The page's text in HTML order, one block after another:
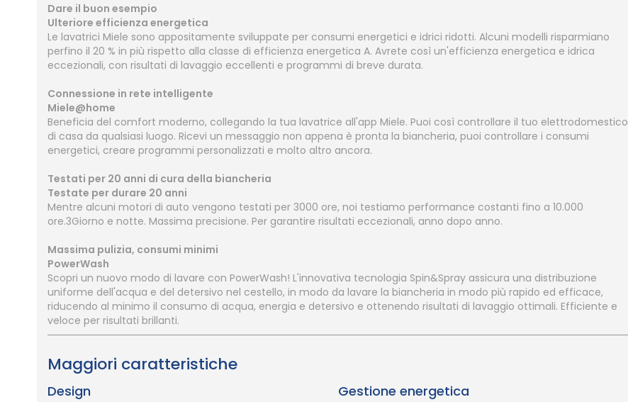
Dare il buon esempio
Ulteriore efficienza energetica
Le lavatrici Miele sono appositamente sviluppate per consumi energetici e idrici ridotti. Alcuni modelli risparmiano
perfino il 20 % in più rispetto alla classe di efficienza energetica A. Avrete così un'efficienza energetica e idrica
eccezionali, con risultati di lavaggio eccellenti e programmi di breve durata.
Connessione in rete intelligente
Miele@home
Beneficia del comfort moderno, collegando la tua lavatrice all'app Miele. Puoi così controllare il tuo elettrodomestico
di casa da qualsiasi luogo. Ricevi un messaggio non appena è pronta la biancheria, puoi controllare i consumi
energetici, creare programmi personalizzati e molto altro ancora.
Testati per 20 anni di cura della biancheria
Testate per durare 20 anni
Mentre alcuni motori di auto vengono testati per 3000 ore, noi testiamo performance costanti fino a 10.000
ore.3Giorno e notte. Massima precisione. Per garantire risultati eccezionali, anno dopo anno.
Massima pulizia, consumi minimi
PowerWash
Scopri un nuovo modo di lavare con PowerWash! L'innovativa tecnologia Spin&Spray assicura una distribuzione
uniforme dell'acqua e del detersivo nel cestello, in modo da lavare la biancheria in modo più rapido ed efficace,
riducendo al minimo il consumo di acqua, energia e detersivo e ottenendo risultati di lavaggio ottimali. Efficiente e
veloce per risultati brillanti.
Maggiori caratteristiche
Design Gestione energetica